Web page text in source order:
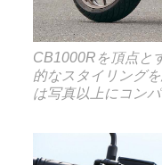
CB1000Rを頂点と
的なスタイリング
は写真以上にコンパ